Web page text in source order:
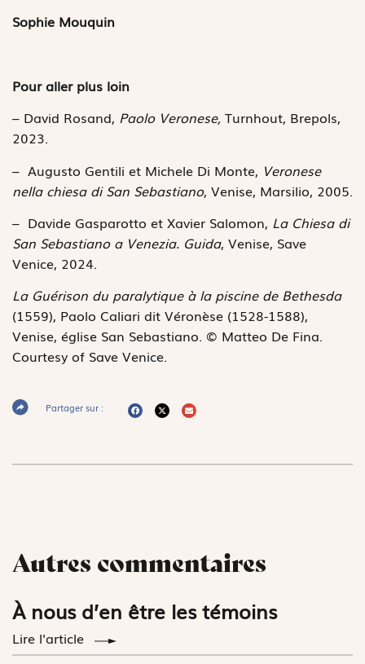
Sophie Mouquin
Pour aller plus loin
– David Rosand, Paolo Veronese, Turnhout, Brepols,
2023.
– Augusto Gentili et Michele Di Monte, Veronese
nella chiesa di San Sebastiano, Venise, Marsilio, 2005.
– Davide Gasparotto et Xavier Salomon, La Chiesa di
San Sebastiano a Venezia. Guida, Venise, Save
Venice, 2024.
La Guérison du paralytique à la piscine de Bethesda
(1559), Paolo Caliari dit Véronèse (1528-1588),
Venise, église San Sebastiano. © Matteo De Fina.
Courtesy of Save Venice.
Partager sur :
Autres commentaires
À nous d’en être les témoins
Lire l'article